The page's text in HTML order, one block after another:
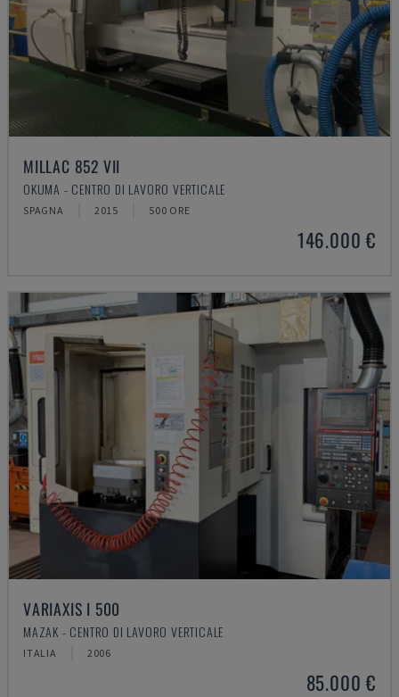
MILLAC 852 VII
OKUMA - CENTRO DI LAVORO VERTICALE
SPAGNA 2015 500 ORE
146.000 €
VARIAXIS I 500
MAZAK - CENTRO DI LAVORO VERTICALE
ITALIA 2006
85.000 €